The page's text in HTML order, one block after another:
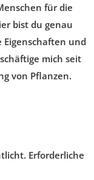
für die
bist du genau
und
mich seit
von Pflanzen.
Erforderliche